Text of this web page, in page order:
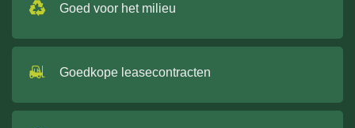
Goed voor het milieu
Goedkope leasecontracten